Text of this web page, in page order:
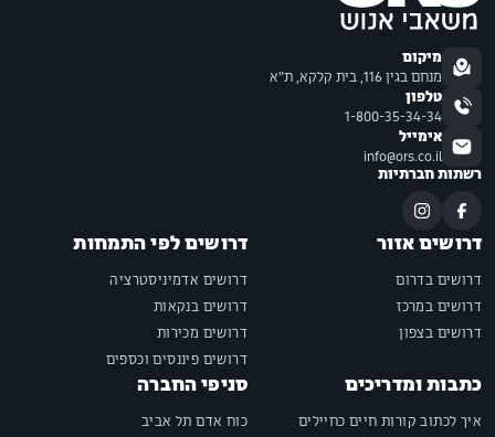
מיקום
מנחם בגין 116, בית קלקא, ת"א
טלפון
1-800-35-34-34
אימייל
info@ors.co.il
רשתות חברתיות
דרושים אזור
דרושים בדרום
דרושים במרכז
דרושים בצפון
דרושים לפי התמחות
דרושים אדמיניסטרציה
דרושים בנקאות
דרושים מכירות
דרושים פיננסים וכספים
כתבות ומדריכים
איך לכתוב קורות חיים כחיילים
סניפי החברה
כוח אדם תל אביב